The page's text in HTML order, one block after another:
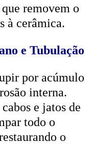
removem o
à cerâmica.
e Tubulação
por acúmulo
interna.
e jatos de
todo o
o